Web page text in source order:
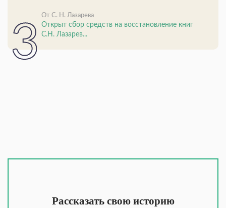
От С. Н. Лазарева
Открыт сбор средств на восстановление книг
С.Н. Лазарев...
Рассказать свою историю